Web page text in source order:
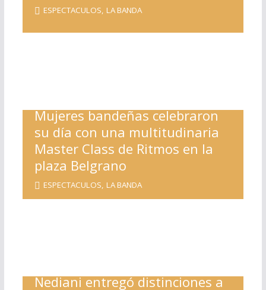
ESPECTACULOS, LA BANDA
Mujeres bandeñas celebraron
su día con una multitudinaria
Master Class de Ritmos en la
plaza Belgrano
ESPECTACULOS, LA BANDA
Nediani entregó distinciones a